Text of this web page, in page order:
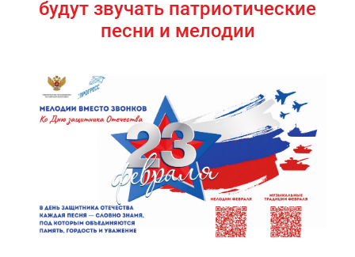
будут звучать патриотические
песни и мелодии